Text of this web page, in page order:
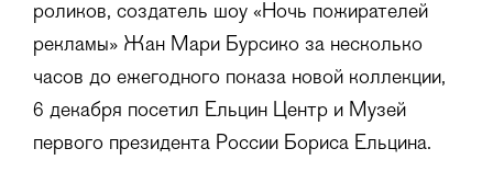
роликов, создатель шоу «Ночь пожирателей
рекламы» Жан Мари Бурсико за несколько
часов до ежегодного показа новой коллекции,
6 декабря посетил Ельцин Центр и Музей
первого президента России Бориса Ельцина.